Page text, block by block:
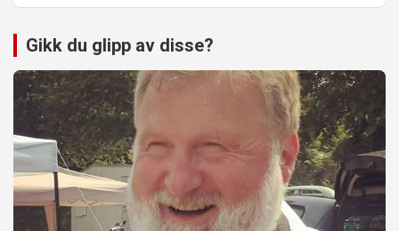
Gikk du glipp av disse?